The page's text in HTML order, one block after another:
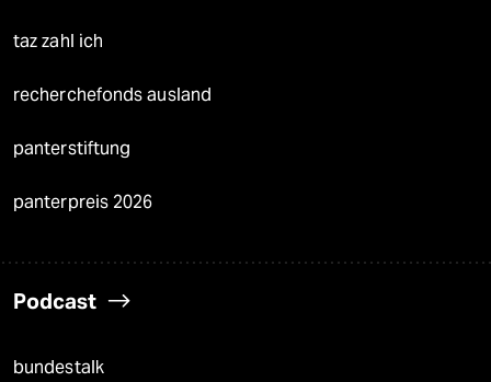
taz zahl ich
recherchefonds ausland
panterstiftung
panterpreis 2026
Podcast
bundestalk